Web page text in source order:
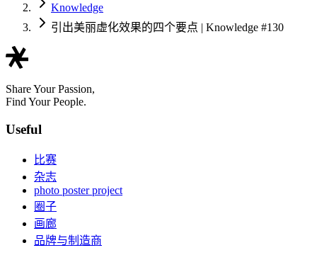
Knowledge
引出美丽虚化效果的四个要点 | Knowledge #130
Share Your Passion,
Find Your People.
Useful
比赛
杂志
photo poster project
圈子
画廊
品牌与制造商